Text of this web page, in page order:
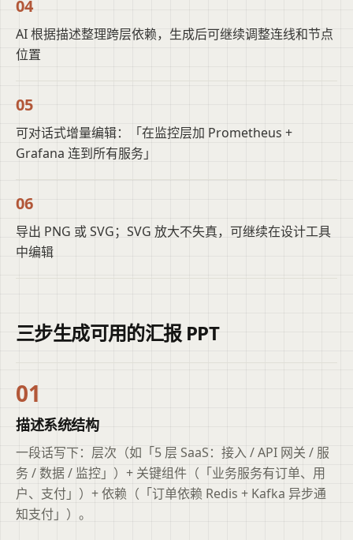
04
AI 根据描述整理跨层依赖，生成后可继续调整连线和节点
位置
05
可对话式增量编辑：「在监控层加 Prometheus +
Grafana 连到所有服务」
06
导出 PNG 或 SVG；SVG 放大不失真，可继续在设计工具
中编辑
三步生成可用的汇报 PPT
01
描述系统结构
一段话写下：层次（如「5 层 SaaS：接入 / API 网关 / 服
务 / 数据 / 监控」）+ 关键组件（「业务服务有订单、用
户、支付」）+ 依赖（「订单依赖 Redis + Kafka 异步通
知支付」）。